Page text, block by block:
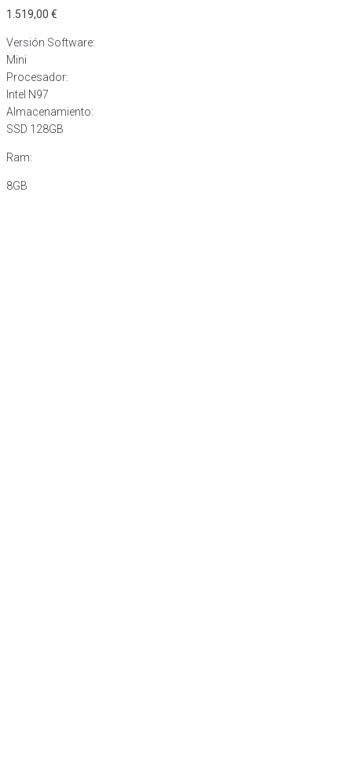
1.519,00 €
Versión Software:
Mini
Procesador:
Intel N97
Almacenamiento:
SSD 128GB
Ram:
8GB